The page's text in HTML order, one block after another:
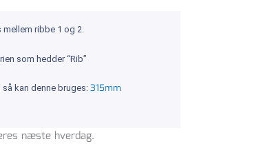
ribbe 1 og 2.
som hedder “Rib”
kan denne bruges: 315mm
næste hverdag.